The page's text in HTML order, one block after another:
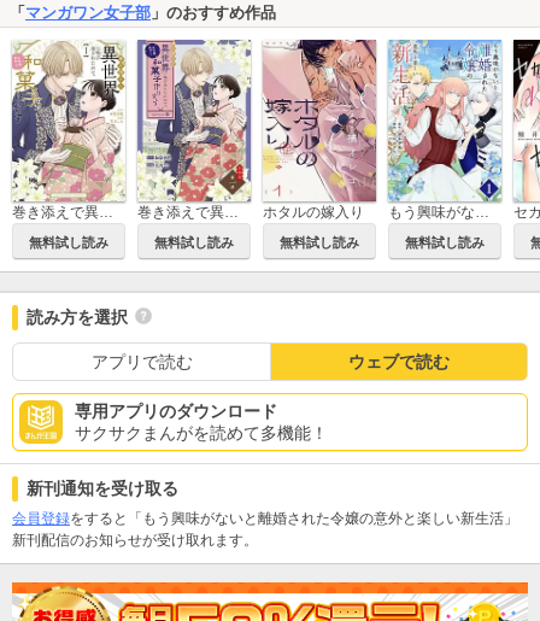
「 マンガワン女子部 」のおすすめ作品
無料試し読み 無料試し読み
ホタルの嫁入り
無料試し読み 無料試し読み
読み方を選択
アプリで読む ウェブで読む
専用アプリのダウンロード
サクサクまんがを読めて多機能！
新刊通知を受け取る
会員登録をすると「もう興味がないと離婚された令嬢の意外と楽しい新生活」
新刊配信のお知らせが受け取れます。